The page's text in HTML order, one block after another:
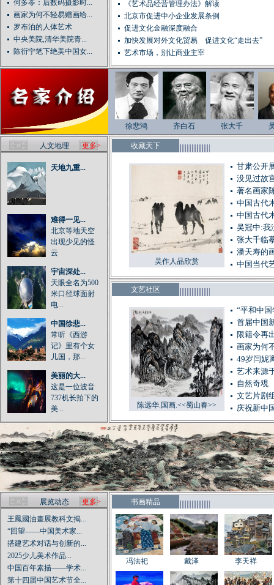
何多苓：后数码摄影时...
画家为何不轻易赠画给...
罗布泊的人体艺术
中央美院,清华美院青...
陈衍宁笔下绝美中国女...
《艺术品经营管理办法》解读
北京市促进中小企业发展条例
促进文化金融深度融合
加快发展对外文化贸易 促进文化“走出去”
艺术市场，别让商业主宰
徐悲鸿 齐白石 张大千
人文地理 更多>
天地九重...
难得一见...
北京等地天空
出现少见的怪
云
宇宙深处...
天眼全名为500
米口径球面射
电...
中国徐悲...
常听《西游
记》里有个女
儿国，那...
美丽的大...
这是一位波音
737机长拍下的
美...
收藏天下
吴作人品欣赏
甘肃公开
没见过故
著名画家
中国古代
中国古代
吴冠中:我
张大千临
潘天寿的
中国当代
文艺社区
陈远华.国画.<<蜀山春>>
“平和中
首届中国
限籍令再
画家为何
49岁闫妮
艺术来源
自然奇覌
文艺片剧
庆祝新中
展览动态
更多>
王鳳國油畫展教科文揭...
“回望——中国美术家...
搭建艺术对话与创新的...
2025少儿美术作品...
中国百年素描——学术...
第十四届中国艺术节全...
书画精品
冯法祀 戴泽 李天祥